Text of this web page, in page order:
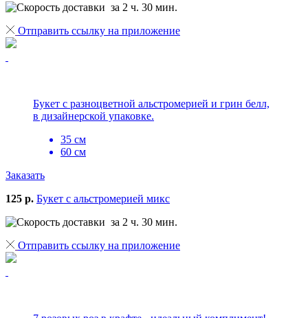
за 2 ч. 30 мин.
Отправить ссылку на приложение
Букет с разноцветной альстромерией и грин белл,
в дизайнерской упаковке.
35 см
60 см
Заказать
125 р. Букет с альстромерией микс
за 2 ч. 30 мин.
Отправить ссылку на приложение